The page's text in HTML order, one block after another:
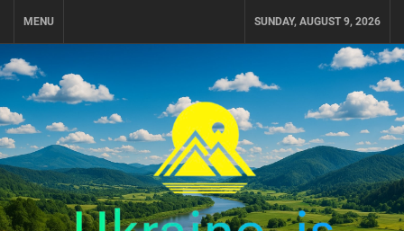
MENU SUNDAY, AUGUST 9, 2026